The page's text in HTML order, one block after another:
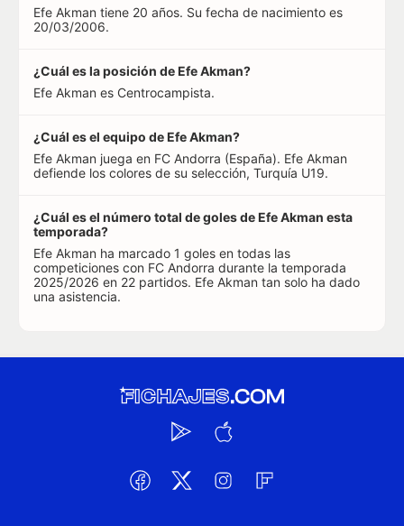
Efe Akman tiene 20 años. Su fecha de nacimiento es
20/03/2006.
¿Cuál es la posición de Efe Akman?
Efe Akman es Centrocampista.
¿Cuál es el equipo de Efe Akman?
Efe Akman juega en FC Andorra (España). Efe Akman
defiende los colores de su selección, Turquía U19.
¿Cuál es el número total de goles de Efe Akman esta
temporada?
Efe Akman ha marcado 1 goles en todas las
competiciones con FC Andorra durante la temporada
2025/2026 en 22 partidos. Efe Akman tan solo ha dado
una asistencia.